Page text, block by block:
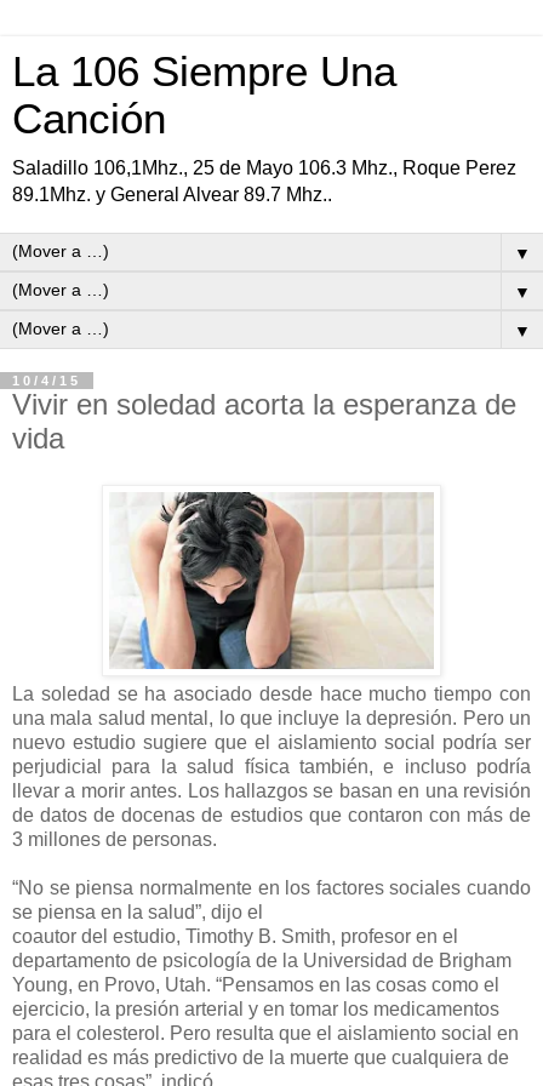
La 106 Siempre Una
Canción
Saladillo 106,1Mhz., 25 de Mayo 106.3 Mhz., Roque Perez
89.1Mhz. y General Alvear 89.7 Mhz..
▼
▼
▼
10/4/15
Vivir en soledad acorta la esperanza de
vida
La soledad se ha asociado desde hace mucho tiempo con
una mala salud mental, lo que incluye la depresión. Pero un
nuevo estudio sugiere que el aislamiento social podría ser
perjudicial para la salud física también, e incluso podría
llevar a morir antes. Los hallazgos se basan en una revisión
de datos de docenas de estudios que contaron con más de
3 millones de personas.
“No se piensa normalmente en los factores sociales cuando
se piensa en la salud”, dijo el
coautor del estudio, Timothy B. Smith, profesor en el
departamento de psicología de la Universidad de Brigham
Young, en Provo, Utah. “Pensamos en las cosas como el
ejercicio, la presión arterial y en tomar los medicamentos
para el colesterol. Pero resulta que el aislamiento social en
realidad es más predictivo de la muerte que cualquiera de
esas tres cosas”, indicó.